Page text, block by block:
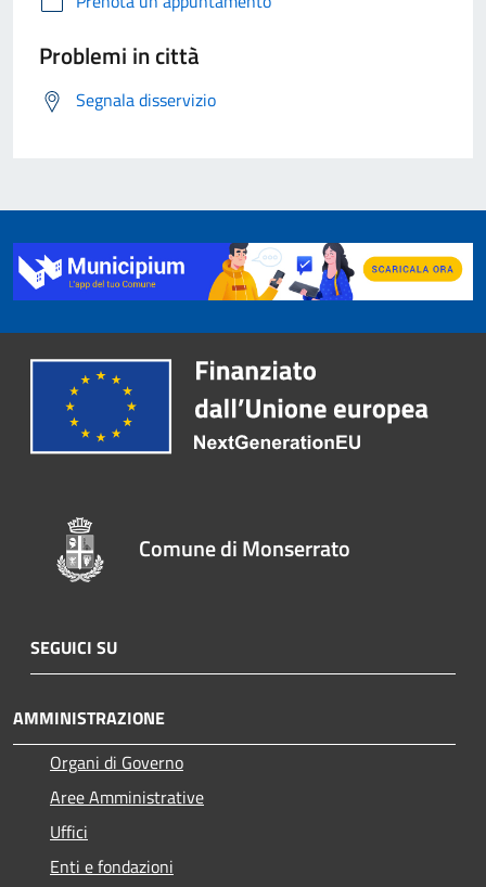
Problemi in città
Segnala disservizio
Comune di Monserrato
SEGUICI SU
AMMINISTRAZIONE
Organi di Governo
Aree Amministrative
Uffici
Enti e fondazioni